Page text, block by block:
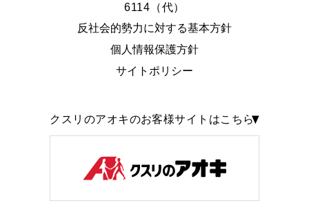
6114（代）
反社会的勢力に対する基本方針
個人情報保護方針
サイトポリシー
クスリのアオキのお客様サイトはこちら